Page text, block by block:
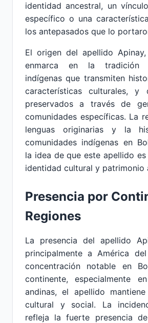
identidad ancestral, un
específico o una
los antepasados que lo
El origen del apellido
enmarca en la tradición
indígenas que transmiten
características culturales, y
preservados a través de
comunidades específicas. La
lenguas originarias y la
comunidades indígenas en
la idea de que este apellido
identidad cultural y patrimonio
Presencia por
Regiones
La presencia del apellido
principalmente a América
concentración notable en
continente, especialmente
andinas, el apellido
cultural y social. La
refleja la fuerte presencia